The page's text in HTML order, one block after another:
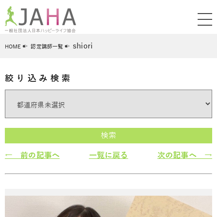
HOME 認定講師一覧 shiori
絞り込み検索
検索
← 前の記事へ 一覧に戻る 次の記事へ →